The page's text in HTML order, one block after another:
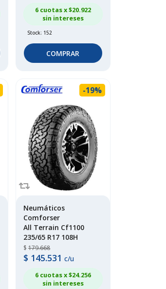
6 cuotas x $20.922
sin intereses
Stock: 152
COMPRAR
-19%
Neumáticos
Comforser
All Terrain Cf1100
235/65 R17 108H
$179.668
$ 145.531 c/u
6 cuotas x $24.256
sin intereses